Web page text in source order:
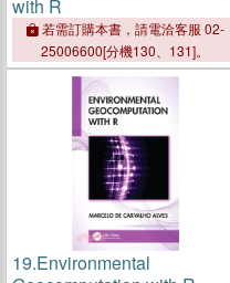
with R
若需訂購本書，請電洽客服 02-
25006600[分機130、131]。
19.Environmental